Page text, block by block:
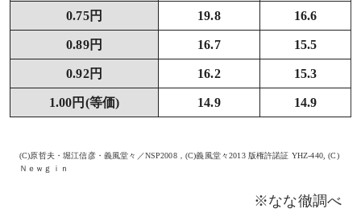
0.75円 19.8 16.6
0.89円 16.7 15.5
0.92円 16.2 15.3
1.00円(等価) 14.9 14.9
(C)原哲夫・堀江信彦・義風堂々／NSP2008，(C)義風堂々2013 版権許諾証 YHZ-440, (C)
Ｎｅｗｇｉｎ
※なな徹調べ